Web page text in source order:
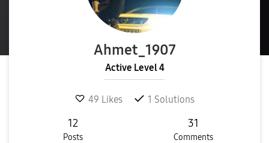
Ahmet_1907
Active Level 4
49 Likes 1 Solutions
12
Posts
31
Comments